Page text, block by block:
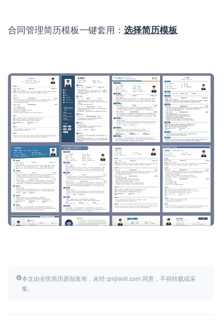
合同管理简历模板一键套用： 选择简历模板
本文由全民简历原创发布，未经 qmjianli.com 同意，不得转载或采
集。